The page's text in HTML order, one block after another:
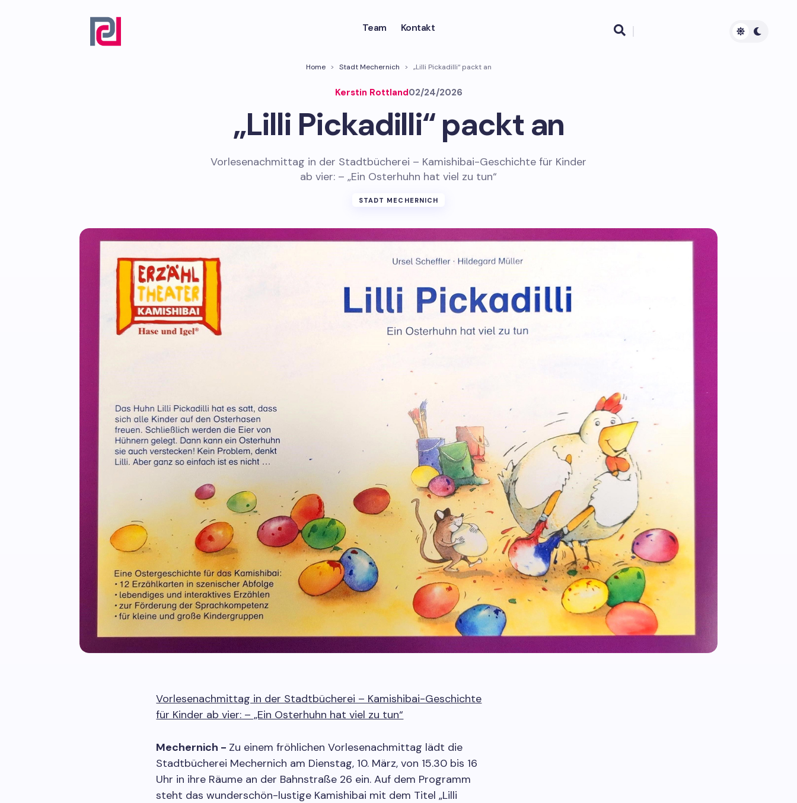
Team Kontakt 
Home > Stadt Mechernich > „Lilli Pickadilli“ packt an
Kerstin Rottland02/24/2026
„Lilli Pickadilli“ packt an
Vorlesenachmittag in der Stadtbücherei – Kamishibai-Geschichte für Kinder
ab vier: – „Ein Osterhuhn hat viel zu tun“
STADT MECHERNICH
Vorlesenachmittag in der Stadtbücherei – Kamishibai-Geschichte
für Kinder ab vier: – „Ein Osterhuhn hat viel zu tun“
Mechernich - Zu einem fröhlichen Vorlesenachmittag lädt die
Stadtbücherei Mechernich am Dienstag, 10. März, von 15.30 bis 16
Uhr in ihre Räume an der Bahnstraße 26 ein. Auf dem Programm
steht das wunderschön-lustige Kamishibai mit dem Titel „Lilli